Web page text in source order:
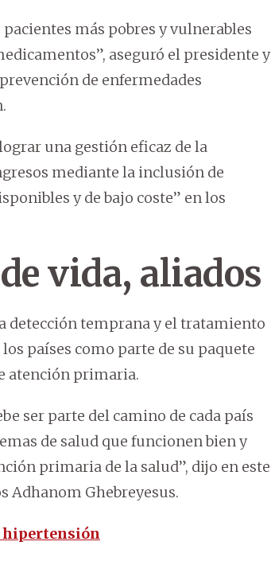
más pobres y vulnerables
aseguró el presidente y
de enfermedades
una gestión eficaz de la
mediante la inclusión de
y de bajo coste” en los
vida, aliados
detección temprana y el tratamiento
países como parte de su paquete
atención primaria.
ser parte del camino de cada país
de salud que funcionen bien y
primaria de la salud”, dijo en este
Adhanom Ghebreyesus.
hipertensión